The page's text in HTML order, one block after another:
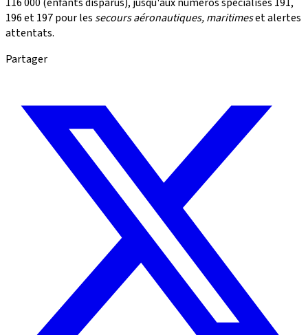
196 et 197 pour les secours aéronautiques, maritimeset alertes
attentats.
Partager